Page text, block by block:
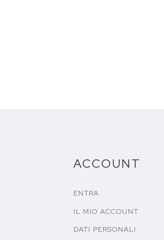
ACCOUNT
ENTRA
IL MIO ACCOUNT
DATI PERSONALI